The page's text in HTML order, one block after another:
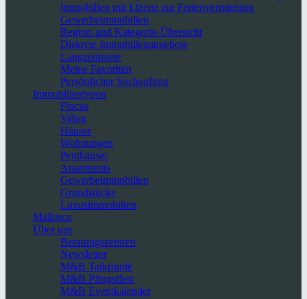
Immobilien mit Lizenz zur Ferienvermietung
Gewerbeimmobilien
Region-und Kategorie-Übersicht
Diskrete Immobilienangebote
Langzeitmiete
Meine Favoriten
Persönlicher Suchauftrag
Immobilientypen
Fincas
Villen
Häuser
Wohnungen
Penthäuser
Apartments
Gewerbeimmobilien
Grundstücke
Luxusimmobilien
Mallorca
Über uns
Beratungszentren
Newsletter
M&B Talkrunde
M&B Pfingstfest
M&B Eventkalender